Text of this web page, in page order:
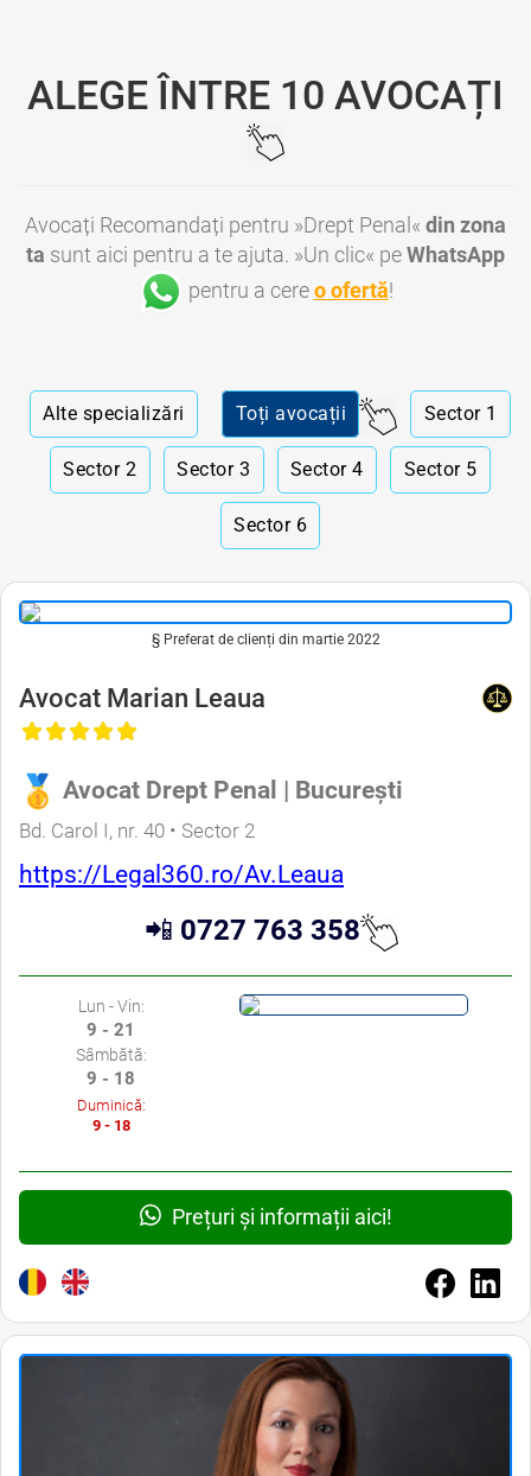
ALEGE ÎNTRE 10 AVOCAȚI
Avocați Recomandați pentru »Drept Penal« din zona
ta sunt aici pentru a te ajuta. »Un clic« peWhatsApp
pentru a cereo ofertă!
Alte specializări Toți avocații Sector 1
Sector 2 Sector 3 Sector 4 Sector 5
Sector 6
§ Preferat de clienți din martie 2022
Avocat Marian Leaua
Avocat Drept Penal | București
Bd. Carol I, nr. 40 • Sector 2
https://Legal360.ro/Av.Leaua
📲 0727 763 358
Lun - Vin:
9 - 21
Sâmbătă:
9 - 18
Duminică:
9 - 18
Prețuri și informații aici!